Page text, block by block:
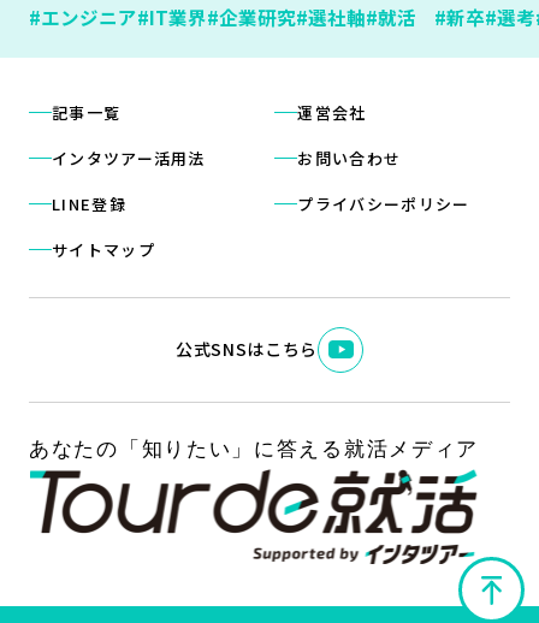
#エンジニア#IT業界#企業研究#選社軸#就活 #新卒#選考
記事一覧
インタツアー活用法
LINE登録
サイトマップ
運営会社
お問い合わせ
プライバシーポリシー
公式SNSはこちら